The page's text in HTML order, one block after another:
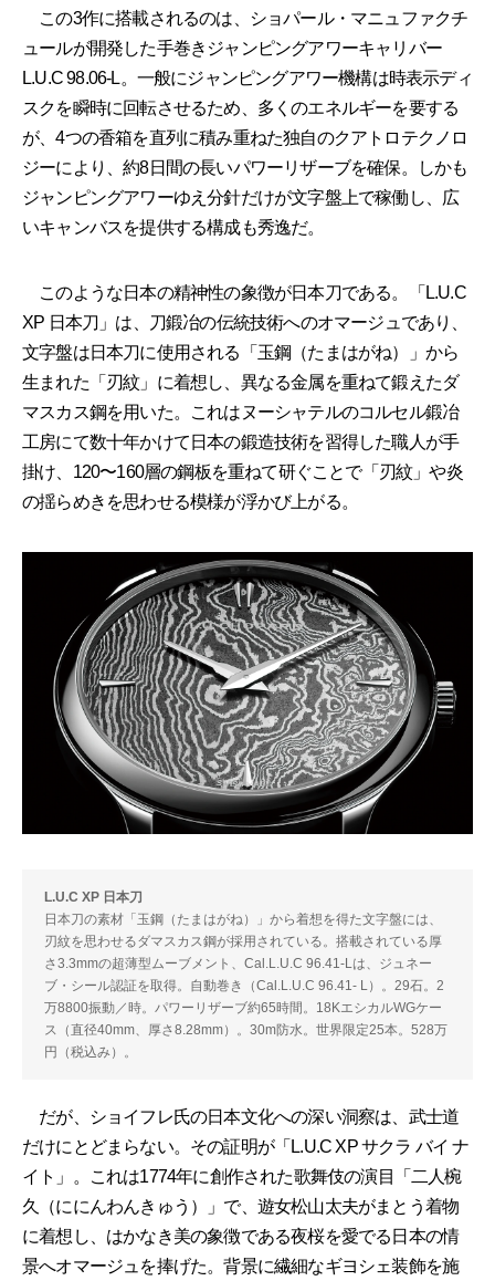
この3作に搭載されるのは、ショパール・マニュファクチ
ュールが開発した手巻きジャンピングアワーキャリバー
L.U.C 98.06-L。一般にジャンピングアワー機構は時表示ディ
スクを瞬時に回転させるため、多くのエネルギーを要する
が、4つの香箱を直列に積み重ねた独自のクアトロテクノロ
ジーにより、約8日間の長いパワーリザーブを確保。しかも
ジャンピングアワーゆえ分針だけが文字盤上で稼働し、広
いキャンバスを提供する構成も秀逸だ。
このような日本の精神性の象徴が日本刀である。「L.U.C
XP 日本刀」は、刀鍛冶の伝統技術へのオマージュであり、
文字盤は日本刀に使用される「玉鋼（たまはがね）」から
生まれた「刃紋」に着想し、異なる金属を重ねて鍛えたダ
マスカス鋼を用いた。これはヌーシャテルのコルセル鍛冶
工房にて数十年かけて日本の鍛造技術を習得した職人が手
掛け、120〜160層の鋼板を重ねて研ぐことで「刃紋」や炎
の揺らめきを思わせる模様が浮かび上がる。
L.U.C XP 日本刀
日本刀の素材「玉鋼（たまはがね）」から着想を得た文字盤には、
刃紋を思わせるダマスカス鋼が採用されている。搭載されている厚
さ3.3mmの超薄型ムーブメント、Cal.L.U.C 96.41-Lは、ジュネー
ブ・シール認証を取得。自動巻き（Cal.L.U.C 96.41- L）。29石。2
万8800振動／時。パワーリザーブ約65時間。18KエシカルWGケー
ス（直径40mm、厚さ8.28mm）。30m防水。世界限定25本。528万
円（税込み）。
だが、ショイフレ氏の日本文化への深い洞察は、武士道
だけにとどまらない。その証明が「L.U.C XP サクラ バイ ナ
イト」。これは1774年に創作された歌舞伎の演目「二人椀
久（ににんわんきゅう）」で、遊女松山太夫がまとう着物
に着想し、はかなき美の象徴である夜桜を愛でる日本の情
景へオマージュを捧げた。背景に繊細なギヨシェ装飾を施